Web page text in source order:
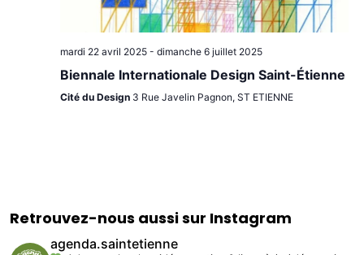
mardi 22 avril 2025- dimanche 6 juillet 2025
Biennale Internationale Design Saint-Étienne
Cité du Design 3 Rue Javelin Pagnon, ST ETIENNE
Retrouvez-nous aussi sur Instagram
agenda.saintetienne